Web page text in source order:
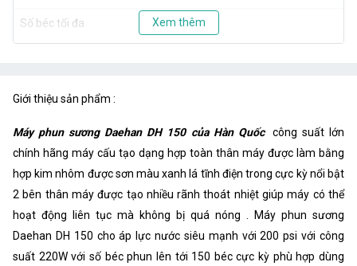
Số béc tối đa 150 béc
Xem thêm
Giới thiệu sản phẩm :
Máy phun sương Daehan DH 150 của Hàn Quốc
công suất lớn
chính hãng máy cấu tạo dạng hợp toàn thân máy được làm bằng
hợp kim nhôm được sơn màu xanh lá tĩnh điện trong cực kỳ nổi bật
2 bên thân máy được tạo nhiều rãnh thoát nhiệt giúp máy có thể
hoạt động liên tục mà không bị quá nóng . Máy phun sương
Daehan DH 150 cho áp lực nước siêu mạnh với 200 psi với công
suất 220W với số béc phun lên tới 150 béc cực kỳ phù hợp dùng